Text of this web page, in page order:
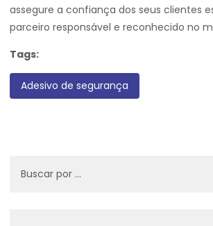
assegure a confiança dos seus clientes
parceiro responsável e reconhecido no
Tags:
Adesivo de segurança